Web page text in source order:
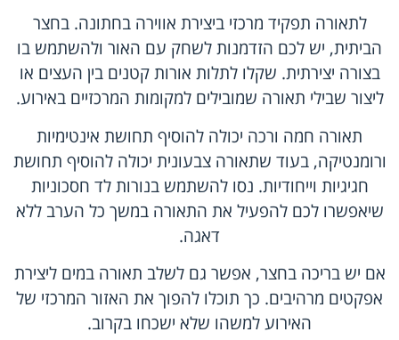
לתאורה תפקיד מרכזי ביצירת אווירה בחתונה. בחצר
הביתית, יש לכם הזדמנות לשחק עם האור ולהשתמש בו
בצורה יצירתית. שקלו לתלות אורות קטנים בין העצים או
ליצור שבילי תאורה שמובילים למקומות המרכזיים באירוע.
תאורה חמה ורכה יכולה להוסיף תחושת אינטימיות
ורומנטיקה, בעוד שתאורה צבעונית יכולה להוסיף תחושת
חגיגיות וייחודיות. נסו להשתמש בנורות לד חסכוניות
שיאפשרו לכם להפעיל את התאורה במשך כל הערב ללא
דאגה.
אם יש בריכה בחצר, אפשר גם לשלב תאורה במים ליצירת
אפקטים מרהיבים. כך תוכלו להפוך את האזור המרכזי של
האירוע למשהו שלא ישכחו בקרוב.